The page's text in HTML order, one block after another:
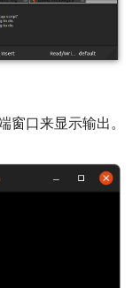
口来显示输出。